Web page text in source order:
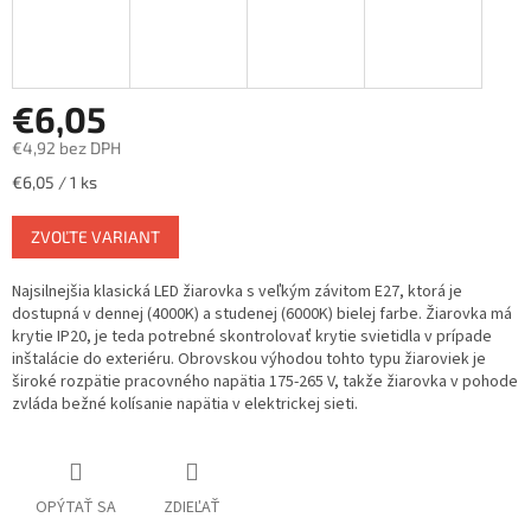
€6,05
€4,92 bez DPH
Jednotková
€6,05 / 1 ks
ZVOĽTE VARIANT
Najsilnejšia klasická LED žiarovka s veľkým závitom E27, ktorá je
dostupná v dennej (4000K) a studenej (6000K) bielej farbe. Žiarovka má
krytie IP20, je teda potrebné skontrolovať krytie svietidla v prípade
inštalácie do exteriéru. Obrovskou výhodou tohto typu žiaroviek je
široké rozpätie pracovného napätia 175-265 V, takže žiarovka v pohode
zvláda bežné kolísanie napätia v elektrickej sieti.
OPÝTAŤ SA ZDIEĽAŤ